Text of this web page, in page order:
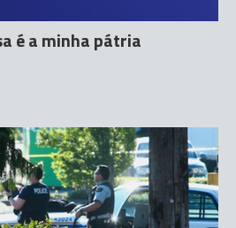
é a minha pátria